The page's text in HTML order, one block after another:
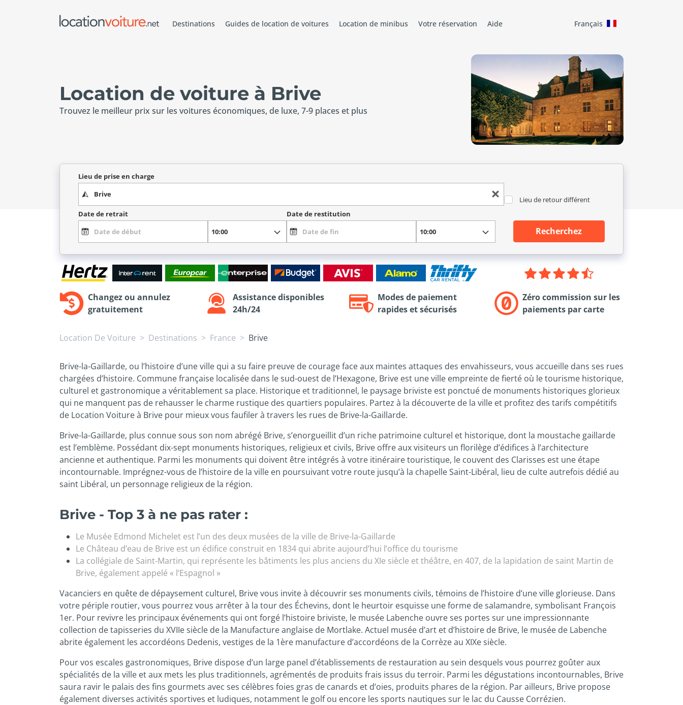
Destinations Guides de location de voitures Location de minibus Votre réservation Aide Français
Location de voiture à Brive
Trouvez le meilleur prix sur les voitures économiques, de luxe, 7-9 places et plus
Lieu de prise en charge
Lieu de retour différent
Date de retrait
Date de restitution
Recherchez
Changez ou annulez
gratuitement
Assistance disponibles
24h/24
Modes de paiement
rapides et sécurisés
Zéro commission sur les
paiements par carte
Location De Voiture Destinations France Brive
Brive-la-Gaillarde, ou l’histoire d’une ville qui a su faire preuve de courage face aux maintes attaques des envahisseurs, vous accueille dans ses rues
chargées d’histoire. Commune française localisée dans le sud-ouest de l’Hexagone, Brive est une ville empreinte de fierté où le tourisme historique,
culturel et gastronomique a véritablement sa place. Historique et traditionnel, le paysage briviste est ponctué de monuments historiques glorieux
qui ne manquent pas de rehausser le charme rustique des quartiers populaires. Partez à la découverte de la ville et profitez des tarifs compétitifs
de Location Voiture à Brive pour mieux vous faufiler à travers les rues de Brive-la-Gaillarde.
Brive-la-Gaillarde, plus connue sous son nom abrégé Brive, s’enorgueillit d’un riche patrimoine culturel et historique, dont la moustache gaillarde
est l’emblème. Possédant dix-sept monuments historiques, religieux et civils, Brive offre aux visiteurs un florilège d’édifices à l’architecture
ancienne et authentique. Parmi les monuments qui doivent être intégrés à votre itinéraire touristique, le couvent des Clarisses est une étape
incontournable. Imprégnez-vous de l’histoire de la ville en poursuivant votre route jusqu’à la chapelle Saint-Libéral, lieu de culte autrefois dédié au
saint Libéral, un personnage religieux de la région.
Brive - Top 3 à ne pas rater :
Le Musée Edmond Michelet est l’un des deux musées de la ville de Brive-la-Gaillarde
Le Château d’eau de Brive est un édifice construit en 1834 qui abrite aujourd’hui l’office du tourisme
La collégiale de Saint-Martin, qui représente les bâtiments les plus anciens du XIe siècle et théâtre, en 407, de la lapidation de saint Martin de
Brive, également appelé « l’Espagnol »
Vacanciers en quête de dépaysement culturel, Brive vous invite à découvrir ses monuments civils, témoins de l’histoire d’une ville glorieuse. Dans
votre périple routier, vous pourrez vous arrêter à la tour des Échevins, dont le heurtoir esquisse une forme de salamandre, symbolisant François
1er. Pour revivre les principaux événements qui ont forgé l’histoire briviste, le musée Labenche ouvre ses portes sur une impressionnante
collection de tapisseries du XVIIe siècle de la Manufacture anglaise de Mortlake. Actuel musée d’art et d’histoire de Brive, le musée de Labenche
abrite également les accordéons Dedenis, vestiges de la 1ère manufacture d’accordéons de la Corrèze au XIXe siècle.
Pour vos escales gastronomiques, Brive dispose d’un large panel d’établissements de restauration au sein desquels vous pourrez goûter aux
spécialités de la ville et aux mets les plus traditionnels, agrémentés de produits frais issus du terroir. Parmi les dégustations incontournables, Brive
saura ravir le palais des fins gourmets avec ses célèbres foies gras de canards et d’oies, produits phares de la région. Par ailleurs, Brive propose
également diverses activités sportives et ludiques, notamment le golf ou encore les sports nautiques sur le lac du Causse Corrézien.